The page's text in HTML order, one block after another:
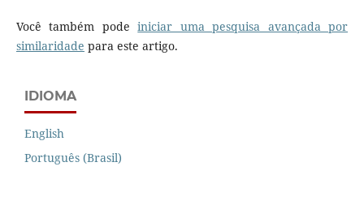
Você também podeiniciar uma pesquisa avançada por
similaridade para este artigo.
IDIOMA
English
Português (Brasil)